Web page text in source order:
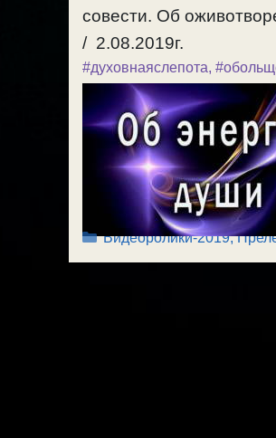
совести. Об
/ 2.08.2019г.
#духовнаяслепота,
Рубрики
Видеоролики-2019,